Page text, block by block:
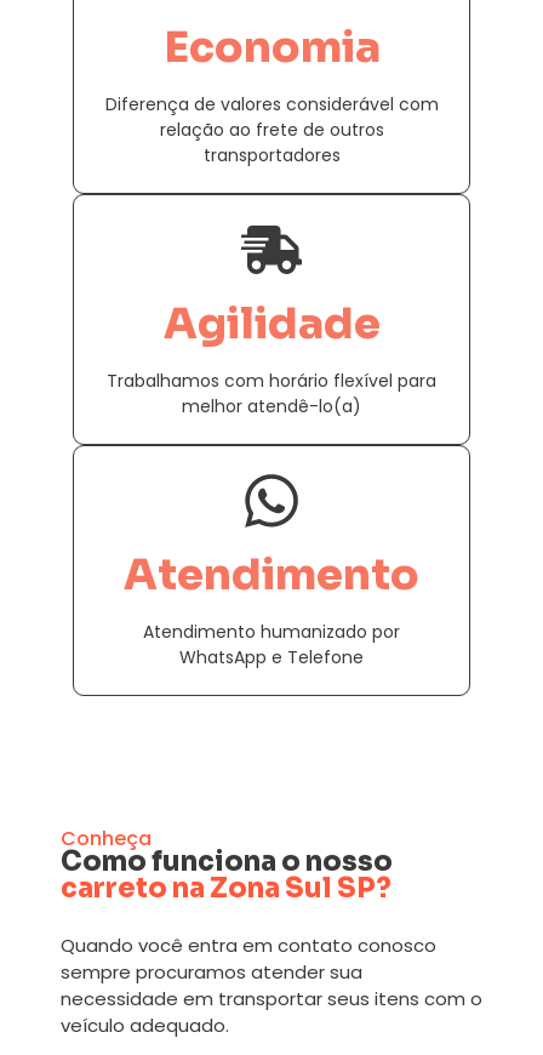
Economia
Diferença de valores considerável com
relação ao frete de outros
transportadores
Agilidade
Trabalhamos com horário flexível para
melhor atendê-lo(a)
Atendimento
Atendimento humanizado por
WhatsApp e Telefone
Conheça
Como funciona o nosso
carreto na Zona Sul SP?
Quando você entra em contato conosco
sempre procuramos atender sua
necessidade em transportar seus itens com o
veículo adequado.